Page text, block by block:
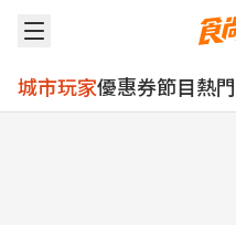
城市玩家優惠券節目熱門